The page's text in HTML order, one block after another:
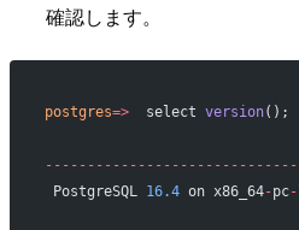
確認します。
postgres=>
  select
version();
PostgreSQL 16.4 on x86_64-pc-